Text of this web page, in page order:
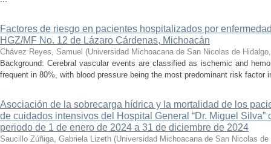
Factores de riesgo en pacientes hospitalizados por
HGZ/MF No. 12 de Lázaro Cárdenas, Michoacán
Chávez Reyes, Samuel (Universidad Michoacana de San Nicolas de Hidalgo
Background: Cerebral vascular events are classified as ischemic and
frequent in 80%, with blood pressure being the most predominant risk factor
Asociación de la sobrecarga hídrica y la mortalidad de los
de cuidados intensivos del Hospital General “Dr. Miguel
periodo de 1 de enero de 2024 a 31 de diciembre de 2024
Saucillo Zúñiga, Gabriela Lizeth (Universidad Michoacana de San Nicolas de